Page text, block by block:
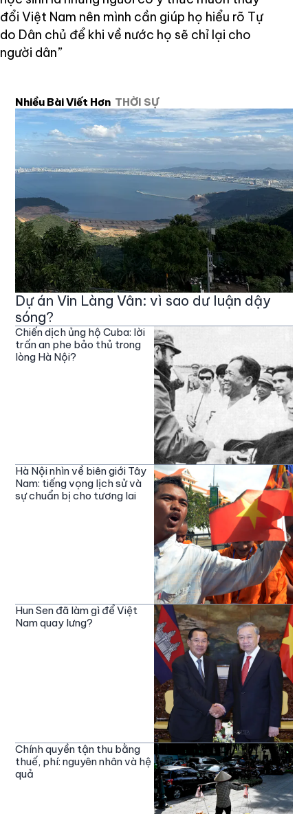
đổi Việt Nam nên mình cần giúp họ hiểu rõ Tự
do Dân chủ để khi về nước họ sẽ chỉ lại cho
người dân”
Nhiều Bài Viết Hơn THỜI SỰ
Dự án Vin Làng Vân: vì sao dư luận dậy
sóng?
Chiến dịch ủng hộ Cuba: lời
trấn an phe bảo thủ trong
lòng Hà Nội?
Hà Nội nhìn về biên giới Tây
Nam: tiếng vọng lịch sử và
sự chuẩn bị cho tương lai
Hun Sen đã làm gì để Việt
Nam quay lưng?
Chính quyền tận thu bằng
thuế, phí: nguyên nhân và hệ
quả